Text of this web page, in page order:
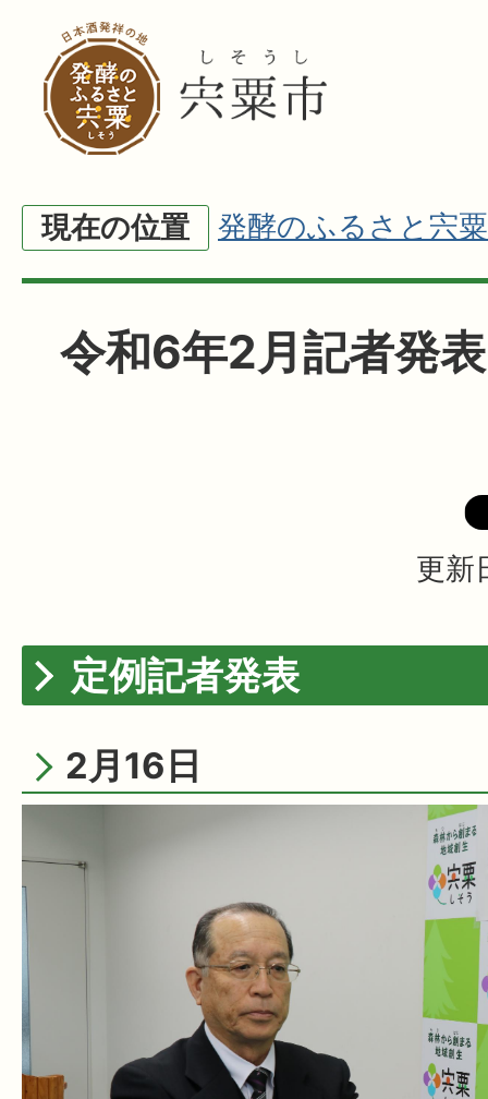
現在の位置 発酵のふるさと宍粟
令和6年2月記者発表
更新
定例記者発表
2月16日